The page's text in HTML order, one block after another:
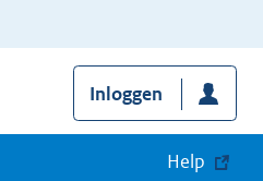
Inloggen
Help